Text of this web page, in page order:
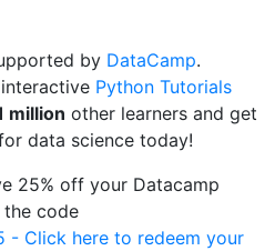
by DataCamp.
Python Tutorials
million other learners and get
data science today!
25% off your Datacamp
code
- Click here to redeem your